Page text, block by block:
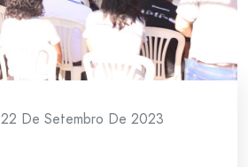
22 De Setembro De 2023